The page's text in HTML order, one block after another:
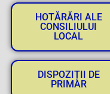
HOTĂRĂRI ALE
CONSILIULUI
LOCAL
DISPOZIȚII DE
PRIMAR